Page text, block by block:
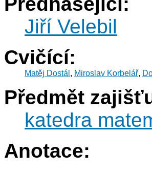
Jiří Velebil
Cvičící:
Matěj Dostál , Miroslav Korbelář,
Předmět
katedra
Anotace: